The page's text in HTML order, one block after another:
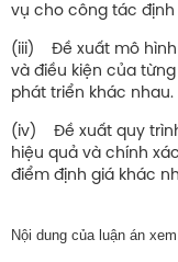
vụ cho công tác định
(iii) Đề xuất mô hình
và điều kiện của
phát triển khác nhau.
(iv) Đề xuất quy
hiệu quả và chính
điểm định giá khác
Nội dung của luận án